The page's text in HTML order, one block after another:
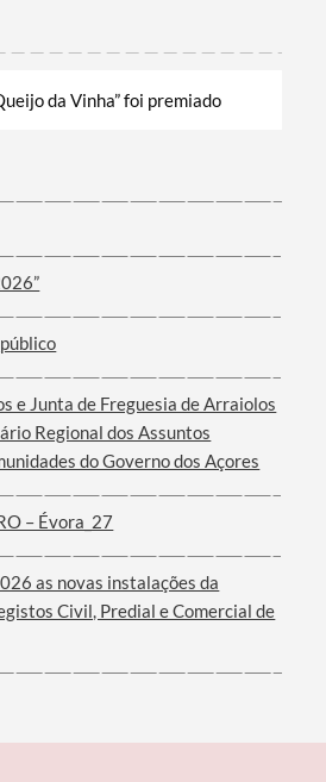
da Vinha” foi premiado
e Junta de Freguesia de Arraiolos
Regional dos Assuntos
do Governo dos Açores
– Évora_27
as novas instalações da
Civil, Predial e Comercial de